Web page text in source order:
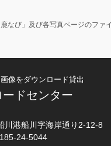
なび」及び各写真ページのフ
像をダウンロード貸出
ドセンター
川港船川字海岸通り2-12-8
24-5044